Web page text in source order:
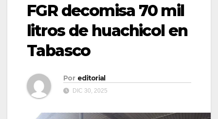
FGR decomisa 70 mil
litros de huachicol en
Tabasco
Por editorial
DIC 30, 2025